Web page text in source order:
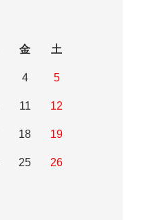
金 土
4 5
11 12
18 19
25 26